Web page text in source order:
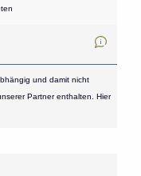
und damit nicht
Partner enthalten. Hier